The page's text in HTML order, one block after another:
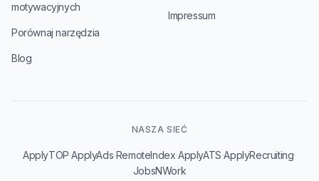
motywacyjnych
Porównaj narzędzia
Blog
Impressum
NASZA SIEĆ
ApplyTOP·ApplyAds·RemoteIndex·ApplyATS·ApplyRecruiting·
JobsNWork